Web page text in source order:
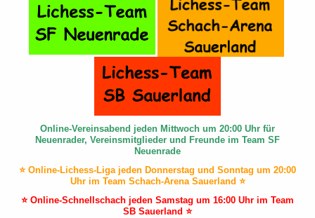
Online-Vereinsabend jeden Mittwoch um 20:00 Uhr für
Neuenrader, Vereinsmitglieder und Freunde im Team SF
Neuenrade
⭐ Online-Lichess-Liga jeden Donnerstag und Sonntag um 20:00
Uhr im Team Schach-Arena Sauerland ⭐
⭐ Online-Schnellschach jeden Samstag um 16:00 Uhr im Team
SB Sauerland ⭐